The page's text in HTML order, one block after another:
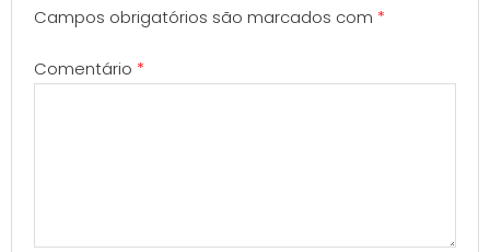
Campos obrigatórios são marcados com *
Comentário *